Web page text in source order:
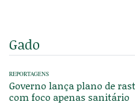
Gado
REPORTAGENS
Governo lança plano de
com foco apenas sanitário